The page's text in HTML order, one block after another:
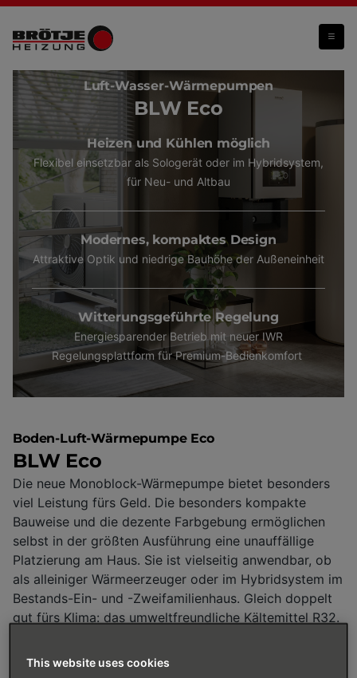
Luft-Wasser-Wärmepumpen
BLW Eco
Heizen und Kühlen möglich
Flexibel einsetzbar als Sologerät oder im Hybridsystem,
für Neu- und Altbau
Modernes, kompaktes Design
Attraktive Optik und niedrige Bauhöhe der Außeneinheit
Witterungsgeführte Regelung
Energiesparender Betrieb mit neuer IWR
Regelungsplattform für Premium-Bedienkomfort
Boden-Luft-Wärmepumpe Eco
BLW Eco
Die neue Monoblock-Wärmepumpe bietet besonders
viel Leistung fürs Geld. Die besonders kompakte
Bauweise und die dezente Farbgebung ermöglichen
selbst in der größten Ausführung eine unauffällige
Platzierung am Haus. Sie ist vielseitig anwendbar, ob
als alleiniger Wärmeerzeuger oder im Hybridsystem im
Bestands-Ein- und -Zweifamilienhaus. Gleich doppelt
gut fürs Klima: das umweltfreundliche Kältemittel R32.
This website uses cookies